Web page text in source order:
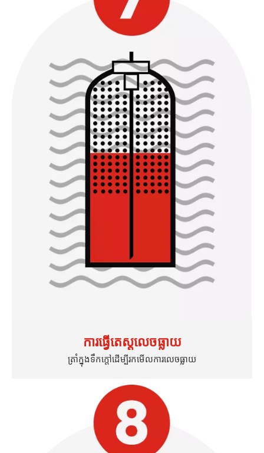
ការធ្វើតេស្តលេចធ្លាយ
ត្រាំក្នុងទឹកក្តៅដើម្បីរកមើលការលេចធ្លាយ